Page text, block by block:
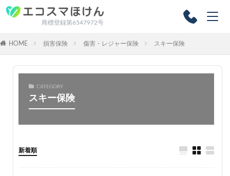
商標登録第6547972号
HOME 損害保険 傷害・レジャー保険 スキー保険
CATEGORY
スキー保険
新着順